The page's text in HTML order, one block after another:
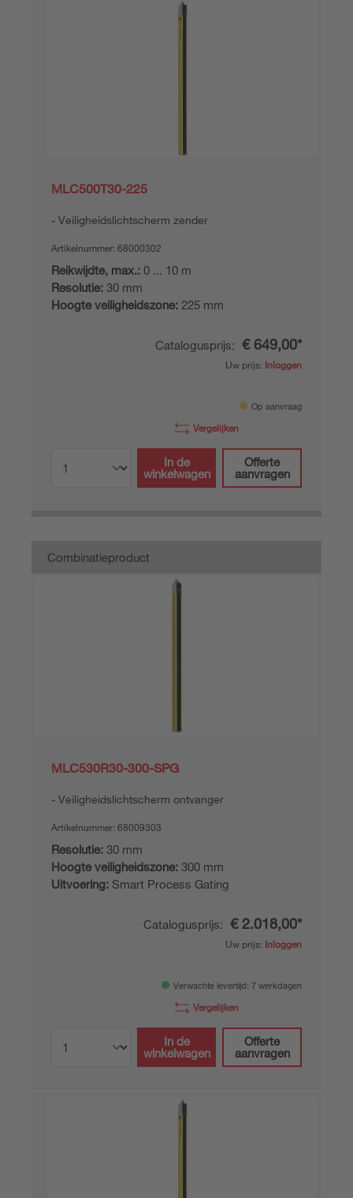
MLC500T30-225
Veiligheidslichtscherm zender
Artikelnummer: 68000302
Reikwijdte, max.: 0 ... 10 m
Resolutie: 30 mm
Hoogte veiligheidszone: 225 mm
Catalogusprijs: € 649,00*
Uw prijs: Inloggen
Op aanvraag
Vergelijken
In de
winkelwagen
Offerte
aanvragen
Combinatieproduct
MLC530R30-300-SPG
Veiligheidslichtscherm ontvanger
Artikelnummer: 68009303
Resolutie: 30 mm
Hoogte veiligheidszone: 300 mm
Uitvoering: Smart Process Gating
Catalogusprijs: € 2.018,00*
Uw prijs: Inloggen
Verwachte levertijd: 7 werkdagen
Vergelijken
In de
winkelwagen
Offerte
aanvragen